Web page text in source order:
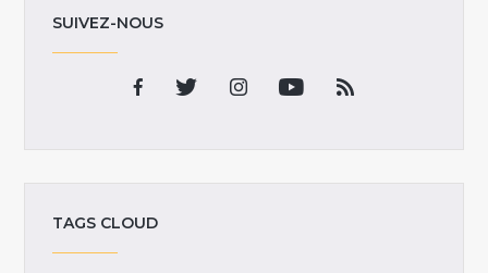
SUIVEZ-NOUS
TAGS CLOUD